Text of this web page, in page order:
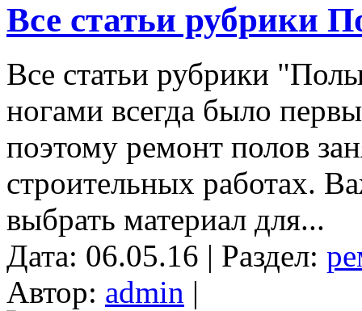
Все статьи рубрики
Все статьи рубрики
ногами всегда было
поэтому ремонт полов
строительных работах.
выбрать материал для...
Дата: 06.05.16 | Раздел:
Автор: admin |